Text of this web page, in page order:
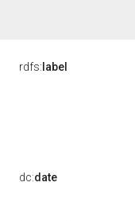
rdfs: label
dc:date